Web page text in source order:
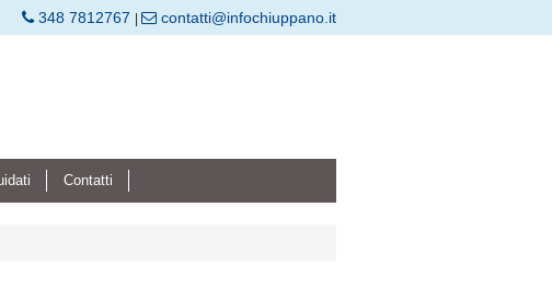
348 7812767 contatti@infochiuppano.it
Contatti